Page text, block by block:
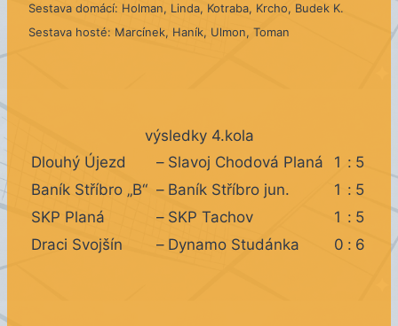
Sestava domácí: Holman, Linda, Kotraba, Krcho, Budek K.
Sestava hosté: Marcínek, Haník, Ulmon, Toman
výsledky 4.kola
Dlouhý Újezd
– Slavoj Chodová Planá 1 : 5
Baník Stříbro „B“ – Baník Stříbro jun. 1 : 5
SKP Planá
– SKP Tachov 1 : 5
Draci Svojšín
– Dynamo Studánka 0 : 6